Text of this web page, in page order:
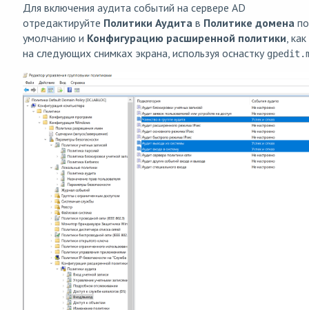
Для включения аудита событий на сервере AD
отредактируйте Политики Аудита в Политике домена по
умолчанию и Конфигурацию расширенной политики,
на следующих снимках экрана, используя оснастку